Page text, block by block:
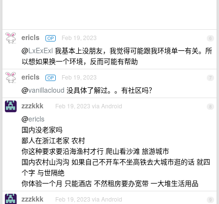
6
ericls OP Feb 19, 2023
@LxExExl 我基本上没朋友，我觉得可能跟我环境单一有关。所
以想如果换一个环境，反而可能有帮助
7
ericls OP Feb 19, 2023
@vanillacloud 没具体了解过。。有社区吗？
8
zzzkkk Feb 19, 2023 via Android
@ericls
国内没老家吗
鄙人在浙江老家 农村
你这种要求要沿海渔村才行 爬山看沙滩 旅游城市
国内农村山沟沟 如果自己不开车不坐高铁去大城市逛的话 就四
个字 与世隔绝
你体验一个月 只能酒店 不然租房要办宽带 一大堆生活用品
9
zzzkkk Feb 19, 2023 via Android